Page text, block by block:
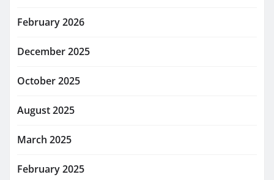
February 2026
December 2025
October 2025
August 2025
March 2025
February 2025